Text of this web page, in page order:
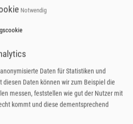
Hinweis auf Steuerbefreiung
oder die Angabe des Leistungsempfängers
Reverse-Charge-Umsätzen oder
Notwendig
Daten für Statistiken und
diesen Daten können wir zum Beispiel die
messen, feststellen wie gut der Nutzer mit
kommt und diese dementsprechend